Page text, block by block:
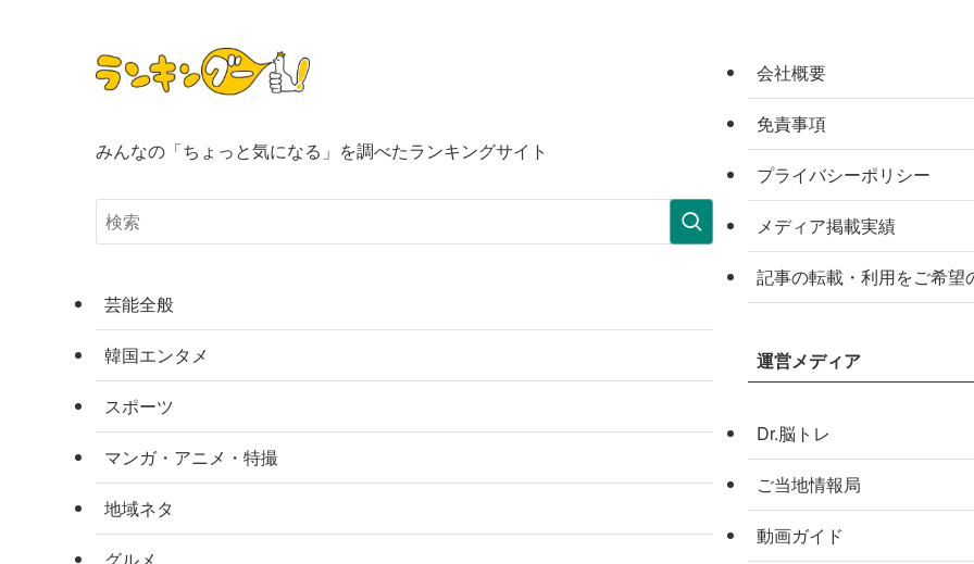
みんなの「ちょっと気になる」を調べたランキングサイト
芸能全般
韓国エンタメ
スポーツ
マンガ・アニメ・特撮
地域ネタ
グルメ
会社概要
免責事項
プライバシーポリシー
メディア掲載実績
記事の転載・利用をご希望
運営メディア
Dr.脳トレ
ご当地情報局
動画ガイド